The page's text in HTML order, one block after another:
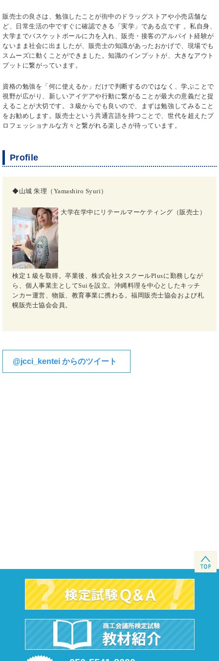
販売士の良さは、勉強したことが街中のドラッグストアや小売店舗な
ど、日常生活の中ですぐに確認できる「実学」である点です 。私自身、
大学までバスケットボールに力を入れ、販売・接客のアルバイト経験が
ないまま社会に出ましたが、販売士の知識があったおかげで、現場でも
スムーズに動くことができました。知識のインプットが、大きなアウト
プットに繋がっています。
資格の勉強を「何に使えるか」だけで判断するのではなく、学ぶことで
視野が広がり、新しいアイデアや行動に繋がることが最大の意義だと捉
えることが大切です。３級からでも良いので、まずは勉強してみること
をお勧めします。販売士という共通言語を持つことで、世代を超えたプ
ロフェッショナルな方々と繋がれる楽しさが待っています。
Profile
◆山城 朱理（Yamashiro Syuri）
大学在学中にリテールマーケティング（販売士）
検定１級を取得。卒業後、株式会社タスクールPlusに勤務しなが
ら、個人事業主としてSuiを設立。沖縄料理を中心としたキッチ
ンカー運営、物販、教育事業に携わる。福岡販売士協会および札
幌販売士協会会員。
@jcci_kentei からのツイート